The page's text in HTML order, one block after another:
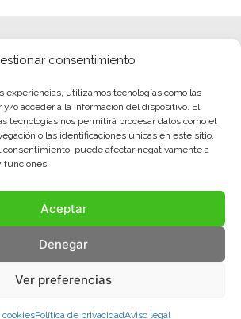
consentimiento
experiencias, utilizamos tecnologías como las
y/o acceder a la información del dispositivo. El
tecnologías nos permitirá procesar datos como el
o las identificaciones únicas en este sitio.
consentimiento, puede afectar negativamente a
funciones.
Aceptar
Denegar
Ver preferencias
cookiesPolítica de privacidadAviso legal